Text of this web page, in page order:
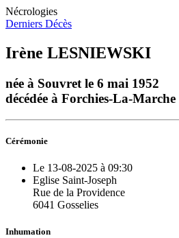
Nécrologies
Derniers Décès
Irène LESNIEWSKI
née à Souvret le 6 mai 1952
décédée à Forchies-La-
Cérémonie
Le 13-08-2025 à 09:30
Eglise Saint-Joseph
Rue de la Providence
6041 Gosselies
Inhumation